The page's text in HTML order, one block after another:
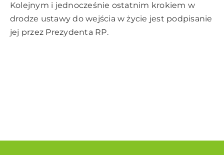
Kolejnym i jednocześnie ostatnim krokiem w
drodze ustawy do wejścia w życie jest podpisanie
jej przez Prezydenta RP.